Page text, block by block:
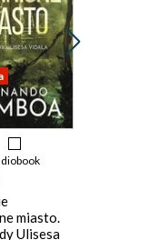
miasto.
Ulisesa